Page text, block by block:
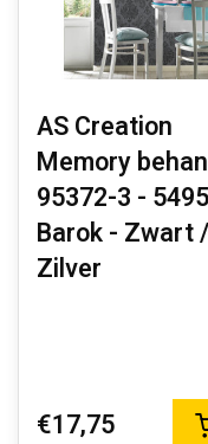
AS Creation
Memory
95372-3 -
Barok - Zwart /
Zilver
€17,75